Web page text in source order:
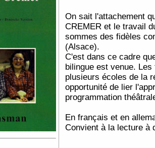
On sait l'attachement
CREMER et le travail
sommes des fidèles
(Alsace).
C'est dans ce cadre
bilingue est venue.
plusieurs écoles de la
opportunité de lier
programmation
En français et en
Convient à la lecture à